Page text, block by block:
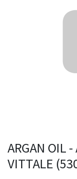
ARGAN OIL
VITTALE